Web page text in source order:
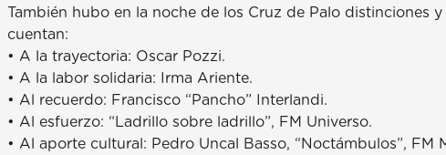
También hubo en la noche de los Cruz de Palo distinciones
cuentan:
• A la trayectoria: Oscar Pozzi.
• A la labor solidaria: Irma Ariente.
• Al recuerdo: Francisco “Pancho” Interlandi.
• Al esfuerzo: “Ladrillo sobre ladrillo”, FM Universo.
• Al aporte cultural: Pedro Uncal Basso, “Noctámbulos”, FM